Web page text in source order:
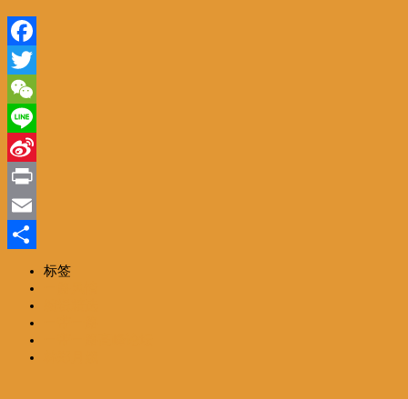
Facebook
Twitter
WeChat
Line
Sina
Weibo
Print
Email
标签